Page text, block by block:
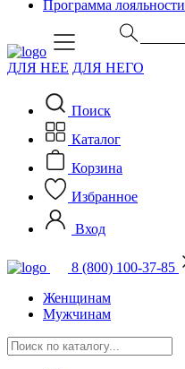
Программа лояльности
ДЛЯ НЕЕ ДЛЯ НЕГО
Поиск
Каталог
Корзина
Избранное
Вход
8 (800) 100-37-85
Женщинам
Мужчинам